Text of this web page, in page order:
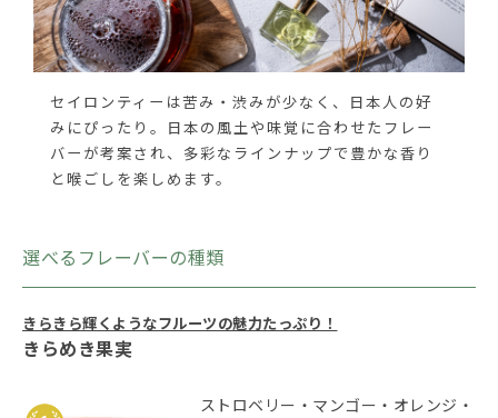
セイロンティーは苦み・渋みが少なく、日本人の好
みにぴったり。日本の風土や味覚に合わせたフレー
バーが考案され、多彩なラインナップで豊かな香り
と喉ごしを楽しめます。
選べるフレーバーの種類
きらきら輝くようなフルーツの魅力たっぷり！
きらめき果実
ストロベリー・マンゴー・オレンジ・